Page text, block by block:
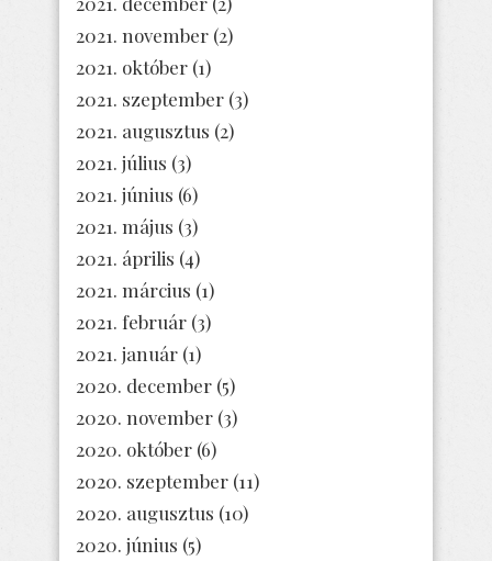
2021. november (2)
2021. október (1)
2021. szeptember (3)
2021. augusztus (2)
2021. július (3)
2021. június (6)
2021. május (3)
2021. április (4)
2021. március (1)
2021. február (3)
2021. január (1)
2020. december (5)
2020. november (3)
2020. október (6)
2020. szeptember (11)
2020. augusztus (10)
2020. június (5)